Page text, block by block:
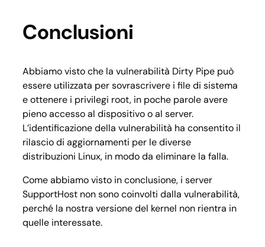
Conclusioni
Abbiamo visto che la vulnerabilità Dirty Pipe può
essere utilizzata per sovrascrivere i file di sistema
e ottenere i privilegi root, in poche parole avere
pieno accesso al dispositivo o al server.
L’identificazione della vulnerabilità ha consentito il
rilascio di aggiornamenti per le diverse
distribuzioni Linux, in modo da eliminare la falla.
Come abbiamo visto in conclusione, i server
SupportHost non sono coinvolti dalla vulnerabilità,
perché la nostra versione del kernel non rientra in
quelle interessate.